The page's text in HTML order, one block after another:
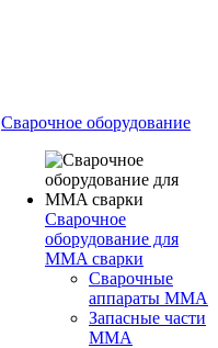
Сварочное оборудование
Сварочное
оборудование для
MMA сварки
Сварочные
аппараты MMA
Запасные части
MMA